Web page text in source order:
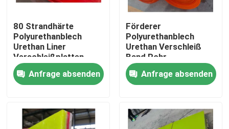
Startseite
Produkte
Videos
80 Strandhärte
Polyurethanblech
Urethan Liner
Verschleißplatten
Anfrage absenden
Förderer
Polyurethanblech
Urethan Verschleiß
Band Rohr
Auskleidung Panel
Anfrage absenden